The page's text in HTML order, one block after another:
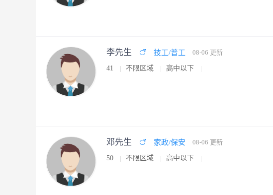
李先生 技工/普工 08-06 更新
41 不限区域 高中以下
邓先生 家政/保安 08-06 更新
50 不限区域 高中以下